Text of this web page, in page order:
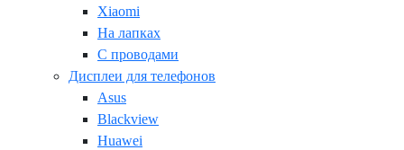
Xiaomi
На лапках
С проводами
Дисплеи для телефонов
Asus
Blackview
Huawei